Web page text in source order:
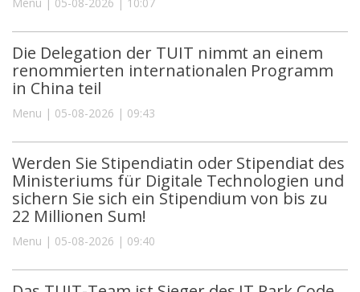
Die Delegation der TUIT nimmt an einem
renommierten internationalen Programm
in China teil
Menu | 05-08-2026 | 09:43
Werden Sie Stipendiatin oder Stipendiat des
Ministeriums für Digitale Technologien und
sichern Sie sich ein Stipendium von bis zu
22 Millionen Sum!
Menu | 05-08-2026 | 09:40